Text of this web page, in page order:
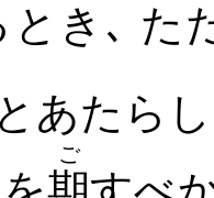
とき､ た
あたら
ご